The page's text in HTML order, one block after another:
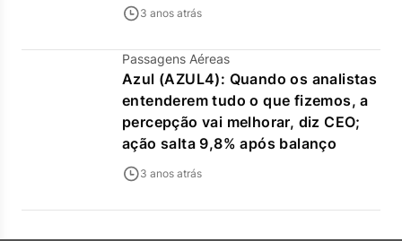
3 anos atrás
Passagens Aéreas
Azul (AZUL4): Quando os analistas
entenderem tudo o que fizemos, a
percepção vai melhorar, diz CEO;
ação salta 9,8% após balanço
3 anos atrás